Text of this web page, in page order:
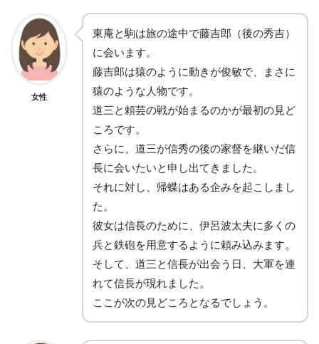
女性
東庵と駒は旅の途中で藤吉郎（後の秀吉）
に会います。
藤吉郎は猿のように動きが俊敏で、まさに
猿のような人物です。
道三と頼芸の戦が始まるのかが最初の見ど
ころです。
さらに、道三が信秀の後の家督を継いだ信
長に会いたいと申し出てきました。
それに対し、帰蝶はある企みを起こしまし
た。
彼女は信長のために、伊呂波太夫に多くの
兵と鉄砲を用意するように頼み込みます。
そして、道三と信長が出会う日、大軍を連
れて信長が現れました。
ここが次の見どころとなるでしょう。